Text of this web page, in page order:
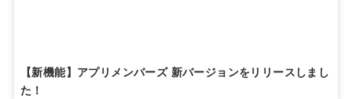
【新機能】アプリメンバーズ 新バージョンをリリースしまし
た！